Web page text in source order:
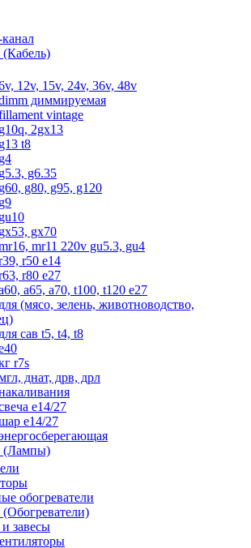
12v, 15v, 24v, 36v, 48v
диммируемая
vintage
2gx13
t8
g6.35
g80, g95, g120
gx70
mr11 220v gu5.3, gu4
r50 е14
r80 е27
а65, а70, t100, t120 е27
(мясо, зелень, животноводство,
сав t5, t4, t8
r7s
днат, дрв, дрл
е14/27
е14/27
(Лампы)
обогреватели
завесы